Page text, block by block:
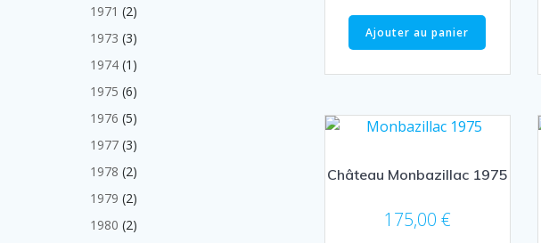
1971 22
1973 33
1974 1 1
1975 66
1976 55
1977 33
1978 22
1979 22
1980 22
Ajouter au panier
Château Monbazillac 1975
175,00 €